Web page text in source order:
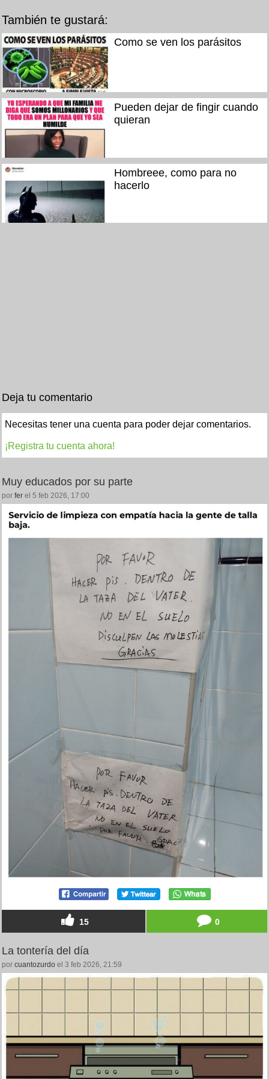
También te gustará:
Como se ven los parásitos
Pueden dejar de fingir cuando
quieran
Hombreee, como para no
hacerlo
Deja tu comentario
Necesitas tener una cuenta para poder dejar comentarios.
¡Registra tu cuenta ahora!
Muy educados por su parte
por fer el 5 feb 2026, 17:00
15 0
La tontería del día
por cuantozurdo el 3 feb 2026, 21:59